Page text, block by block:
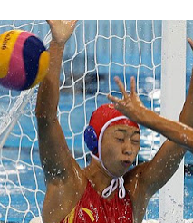
Myles Borne y Tavion
League 2026 - Week
2026 - Regular season
por fin para Chelsea
de Europa de MTB 2026